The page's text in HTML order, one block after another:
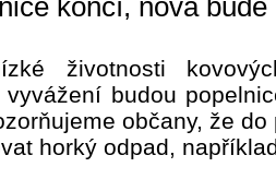
končí, nová
životnosti
budou
občany, že
horký odpad,